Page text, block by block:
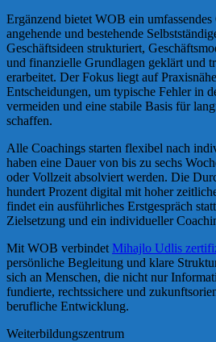
Ergänzend bietet WOB ein
angehende und bestehende
Geschäftsideen strukturiert,
und finanzielle Grundlagen geklärt und
erarbeitet. Der Fokus liegt auf
Entscheidungen, um typische Fehler in
vermeiden und eine stabile Basis für
schaffen.
Alle Coachings starten flexibel nach
haben eine Dauer von bis zu sechs
oder Vollzeit absolviert werden. Die
hundert Prozent digital mit hoher
findet ein ausführliches Erstgespräch
Zielsetzung und ein individueller
Mit WOB verbindetMihajlo Udlis
persönliche Begleitung und klare
sich an Menschen, die nicht nur
fundierte, rechtssichere und
berufliche Entwicklung.
Weiterbildungszentrum